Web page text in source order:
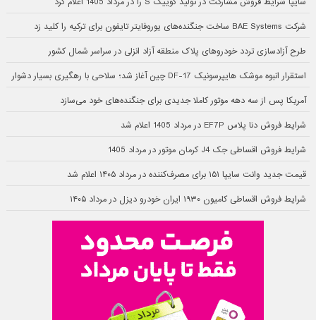
شرکت BAE Systems ساخت جنگنده‌های یوروفایتر تایفون برای ترکیه را کلید زد
طرح آزادسازی تردد خودروهای پلاک منطقه آزاد انزلی در سراسر شمال کشور
استقرار انبوه موشک هایپرسونیک DF-17 چین آغاز شد؛ سلاحی با رهگیری بسیار دشوار
آمریکا پس از سه دهه موتور کاملا جدیدی برای جنگنده‌های خود می‌سازد
شرایط فروش دنا پلاس EF7P در مرداد 1405 اعلام شد
شرایط فروش اقساطی جک J4 کرمان موتور در مرداد 1405
قیمت جدید وانت سایپا ۱۵۱ برای مصرف‌کننده در مرداد ۱۴۰۵ اعلام شد
شرایط فروش اقساطی کامیون ۱۹۳۰ ایران خودرو دیزل در مرداد ۱۴۰۵